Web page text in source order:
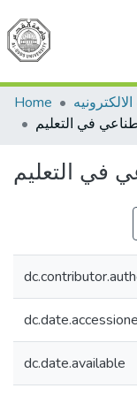
Home
في التعليم
dc.date.available